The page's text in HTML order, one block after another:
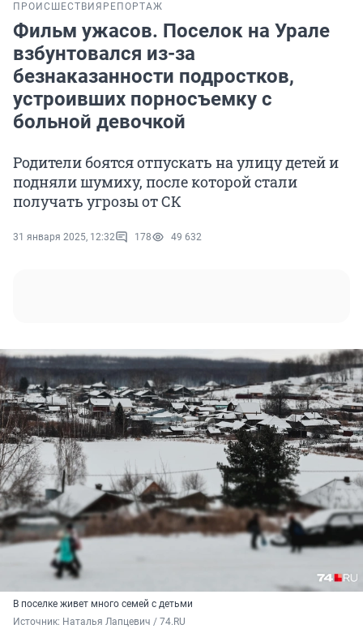
ПРОИСШЕСТВИЯ РЕПОРТАЖ
Фильм ужасов. Поселок на Урале
взбунтовался из-за
безнаказанности подростков,
устроивших порносъемку с
больной девочкой
Родители боятся отпускать на улицу детей и
подняли шумиху, после которой стали
получать угрозы от СК
31 января 2025, 12:32 178 49 632
В поселке живет много семей с детьми
Источник: Наталья Лапцевич / 74.RU